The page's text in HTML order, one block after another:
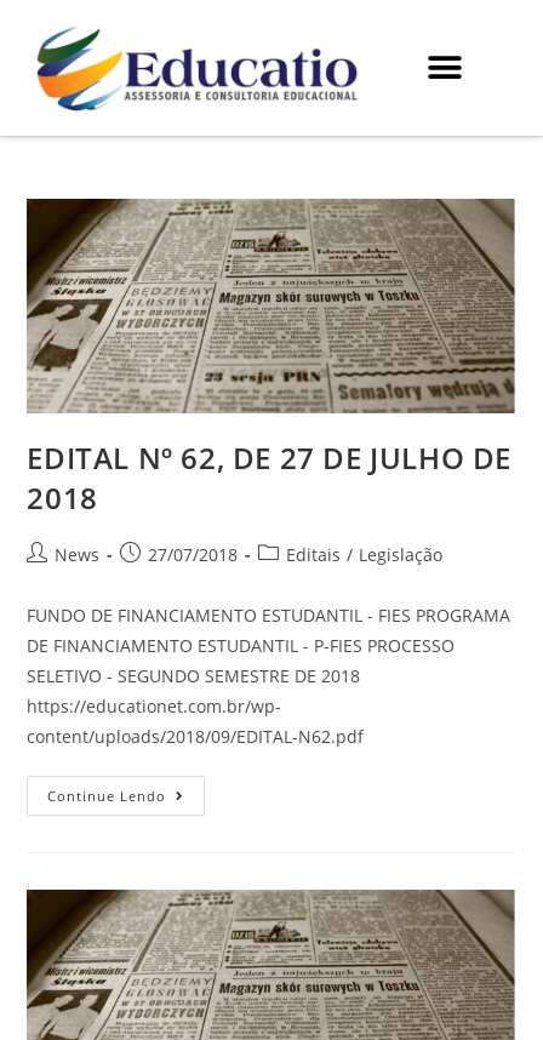
EDITAL Nº 62, DE 27 DE JULHO DE
2018
News 27/07/2018 Editais / Legislação
FUNDO DE FINANCIAMENTO ESTUDANTIL - FIES PROGRAMA
DE FINANCIAMENTO ESTUDANTIL - P-FIES PROCESSO
SELETIVO - SEGUNDO SEMESTRE DE 2018
https://educationet.com.br/wp-
content/uploads/2018/09/EDITAL-N62.pdf
Continue Lendo